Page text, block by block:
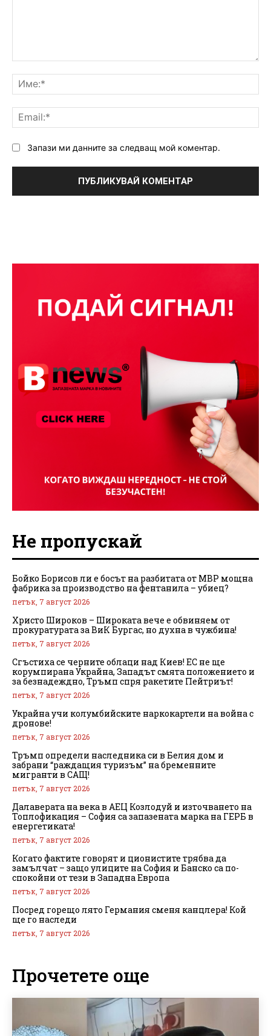
Запази ми данните за следващ мой коментар.
Не пропускай
Бойко Борисов ли е босът на разбитата от МВР мощна
фабрика за производство на фентанила – убиец?
петък, 7 август 2026
Христо Широков – Широката вече е обвиняем от
прокуратурата за ВиК Бургас, но духна в чужбина!
петък, 7 август 2026
Сгъстиха се черните облаци над Киев! ЕС не ще
корумпирана Украйна, Западът смята положението и
за безнадеждно, Тръмп спря ракетите Пейтриът!
петък, 7 август 2026
Украйна учи колумбийските наркокартели на война с
дронове!
петък, 7 август 2026
Тръмп определи наследника си в Белия дом и
забрани “раждащия туризъм” на бременните
мигранти в САЩ!
петък, 7 август 2026
Далаверата на века в АЕЦ Козлодуй и източването на
Топлофикация – София са запазената марка на ГЕРБ в
енергетиката!
петък, 7 август 2026
Когато фактите говорят и ционистите трябва да
замълчат – защо улиците на София и Банско са по-
спокойни от тези в Западна Европа
петък, 7 август 2026
Посред горещо лято Германия сменя канцлера! Кой
ще го наследи
петък, 7 август 2026
Прочетете още